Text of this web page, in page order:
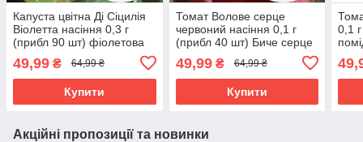
Капуста цвітна Ді Сіцилія
Віолетта насіння 0,3 г
(прибл 90 шт) фіолетова
49,99 ₴ 64,99 ₴
Купити
Томат Волове серце
червоний насіння 0,1 г
(прибл 40 шт) Биче серце
помідор середньостиглий
середньорослий
крупноплідний
49,99₴ 64,99 ₴
Купити
0,1
Акційні пропозиції та новинки